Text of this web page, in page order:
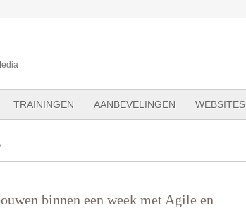
TRAININGEN AANBEVELINGEN WEBSITES
binnen een week met Agile en